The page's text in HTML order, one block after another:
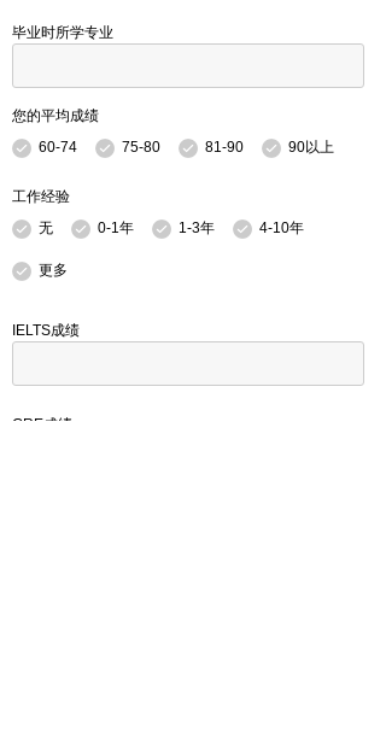
毕业时所学专业
您的平均成绩
60-74
75-80 81-90 90以上
工作经验
无
0-1年 1-3年 4-10年
更多
IELTS成绩
GRE成绩